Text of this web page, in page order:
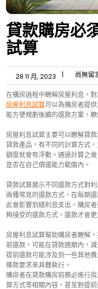
貸款購房必
試算
28 11 月, 2023 | 尚無留
在購房過程中瞭解房屋利息，
房屋利息試算可以為購房者提
能方便規劃後續的還款方案，
房屋利息試算主要可以瞭解貸
貸款產品，有不同的計算方式
額度就會有浮動。通過計算之
是否在自己償還能力範圍內。
貸款試算展示不同還款方式對
兩種常見的還款方式，在每期
此會影響到總利息支出。購房
夠接受的還款方式，還款才會更
房屋利息試算幫助購房者瞭解
前還款，可能在貸款週期內，
提前還款可能涉及到一些其他
條款要求來具體執行。
購房者在貸款購房前務必進行
算方式等相關內容，甚至對提